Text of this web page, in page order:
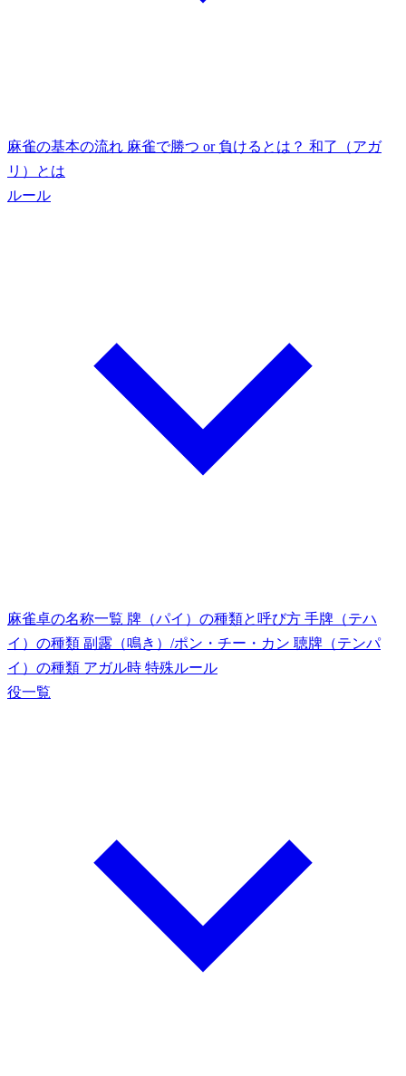
麻雀の基本の流れ 麻雀で勝つ or 負けるとは？ 和了（アガ
リ）とは
ルール
麻雀卓の名称一覧 牌（パイ）の種類と呼び方 手牌（テハ
イ）の種類 副露（鳴き）/ポン・チー・カン 聴牌（テンパ
イ）の種類 アガル時 特殊ルール
役一覧